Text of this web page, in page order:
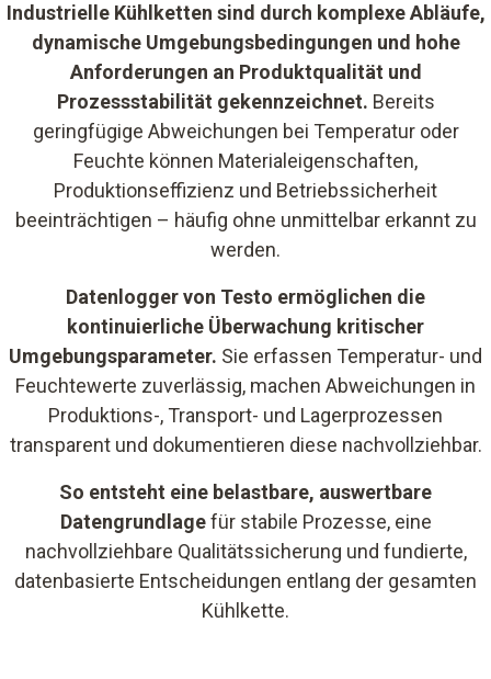
Industrielle Kühlketten sind durch komplexe Abläufe,
dynamische Umgebungsbedingungen und hohe
Anforderungen an Produktqualität und
Prozessstabilität gekennzeichnet. Bereits
geringfügige Abweichungen bei Temperatur oder
Feuchte können Materialeigenschaften,
Produktionseffizienz und Betriebssicherheit
beeinträchtigen – häufig ohne unmittelbar erkannt zu
werden.
Datenlogger von Testo ermöglichen die
kontinuierliche Überwachung kritischer
Umgebungsparameter. Sie erfassen Temperatur- und
Feuchtewerte zuverlässig, machen Abweichungen in
Produktions-, Transport- und Lagerprozessen
transparent und dokumentieren diese nachvollziehbar.
So entsteht eine belastbare, auswertbare
Datengrundlagefür stabile Prozesse, eine
nachvollziehbare Qualitätssicherung und fundierte,
datenbasierte Entscheidungen entlang der gesamten
Kühlkette.